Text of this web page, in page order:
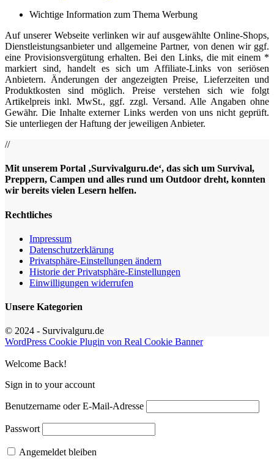
Wichtige Information zum Thema Werbung
Auf unserer Webseite verlinken wir auf ausgewählte Online-Shops,
Dienstleistungsanbieter und allgemeine Partner, von denen wir ggf.
eine Provisionsvergütung erhalten. Bei den Links, die mit einem *
markiert sind, handelt es sich um Affiliate-Links von seriösen
Anbietern. Änderungen der angezeigten Preise, Lieferzeiten und
Produktkosten sind möglich. Preise verstehen sich wie folgt
Artikelpreis inkl. MwSt., ggf. zzgl. Versand. Alle Angaben ohne
Gewähr. Die Inhalte externer Links werden von uns nicht geprüft.
Sie unterliegen der Haftung der jeweiligen Anbieter.
//
Mit unserem Portal ‚Survivalguru.de‘, das sich um Survival,
Preppern, Campen und alles rund um Outdoor dreht, konnten
wir bereits vielen Lesern helfen.
Rechtliches
Impressum
Datenschutzerklärung
Privatsphäre-Einstellungen ändern
Historie der Privatsphäre-Einstellungen
Einwilligungen widerrufen
Unsere Kategorien
© 2024 - Survivalguru.de
WordPress Cookie Plugin von Real Cookie Banner
Welcome Back!
Sign in to your account
Benutzername oder E-Mail-Adresse
Passwort
Angemeldet bleiben